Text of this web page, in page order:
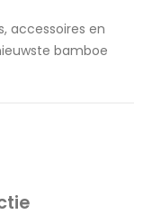
accessoires en
bamboe